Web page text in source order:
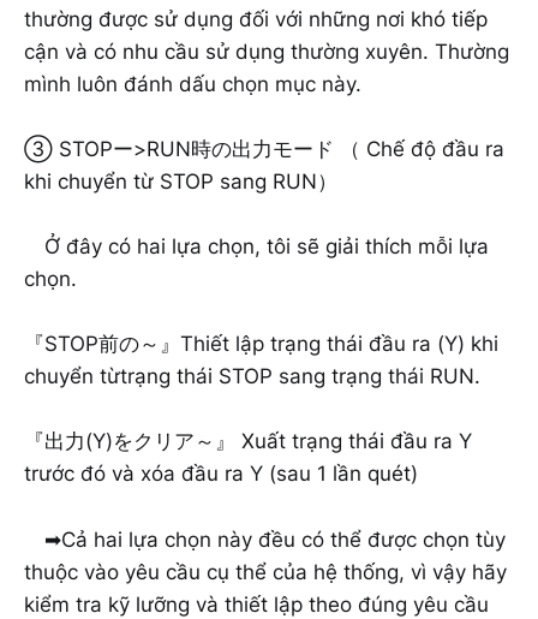
thường được sử dụng đối với những nơi khó tiếp
cận và có nhu cầu sử dụng thường xuyên. Thường
mình luôn đánh dấu chọn mục này.
③ STOPー>RUN時の出力モード （ Chế độ đầu ra
khi chuyển từ STOP sang RUN）
Ở đây có hai lựa chọn, tôi sẽ giải thích mỗi lựa
chọn.
『STOP前の～』Thiết lập trạng thái đầu ra (Y) khi
chuyển từtrạng thái STOP sang trạng thái RUN.
『出力(Y)をクリア～』 Xuất trạng thái đầu ra Y
trước đó và xóa đầu ra Y (sau 1 lần quét)
➡Cả hai lựa chọn này đều có thể được chọn tùy
thuộc vào yêu cầu cụ thể của hệ thống, vì vậy hãy
kiểm tra kỹ lưỡng và thiết lập theo đúng yêu cầu